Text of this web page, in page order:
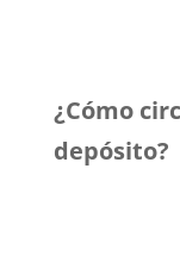
¿Cómo
depósito?